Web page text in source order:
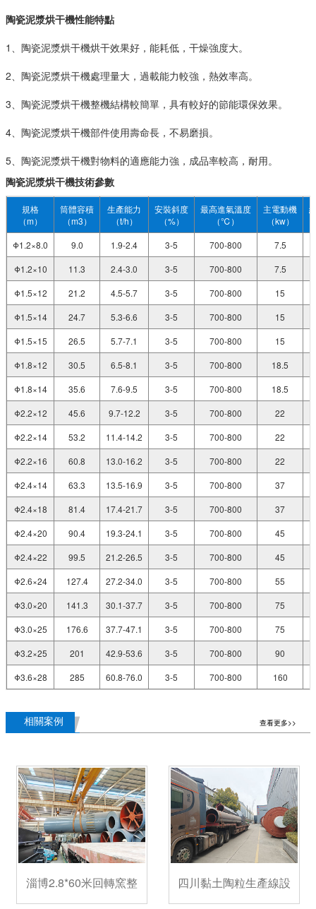
陶瓷泥漿烘干機性能特點
1、陶瓷泥漿烘干機烘干效果好，能耗低，干燥強度大。
2、 陶瓷泥漿烘干機處理量大，過載能力較強，熱效率高。
3、陶瓷泥漿烘干機整機結構較簡單，具有較好的節能環保效果。
4、陶瓷泥漿烘干機部件使用壽命長，不易磨損。
5、陶瓷泥漿烘干機對物料的適應能力強，成品率較高，耐用。
陶瓷泥漿烘干機技術參數
規格
（m）
筒體容積
（m3）
生產能力
（t/h）
安裝斜度
（%）
最高進氣溫度
（℃）
主電動機
（kw）
Φ1.2×8.0
9.0 1.9-2.4 3-5 700-800
7.5
Φ1.2×10
11.3 2.4-3.0 3-5 700-800
7.5
Φ1.5×12
21.2 4.5-5.7 3-5 700-800 15
Φ1.5×14
24.7 5.3-6.6 3-5 700-800 15
Φ1.5×15
26.5 5.7-7.1 3-5 700-800 15
Φ1.8×12
30.5 6.5-8.1 3-5 700-800 18.5
Φ1.8×14
35.6 7.6-9.5 3-5 700-800
18.5
Φ2.2×12
45.6 9.7-12.2 3-5 700-800 22
Φ2.2×14
53.2 11.4-14.2 3-5 700-800
22
Φ2.2×16
60.8 13.0-16.2 3-5 700-800
22
Φ2.4×14
63.3 13.5-16.9 3-5 700-800
37
Φ2.4×18
81.4 17.4-21.7 3-5 700-800
37
Φ2.4×20
90.4 19.3-24.1 3-5 700-800
45
Φ2.4×22
99.5 21.2-26.5 3-5 700-800
45
Φ2.6×24
127.4 27.2-34.0 3-5 700-800
55
Φ3.0×20
141.3 30.1-37.7 3-5 700-800
75
Φ3.0×25
176.6 37.7-47.1 3-5 700-800
75
Φ3.2×25
201 42.9-53.6 3-5 700-800 90
Φ3.6×28
285 60.8-76.0 3-5 700-800 160
相關案例 查看更多>>
淄博2.8*60米回轉窯整 四川黏土陶粒生產線設